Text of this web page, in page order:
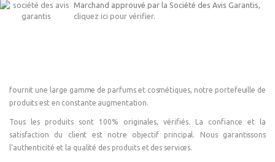
Marchand approuvé par la Société des Avis Garantis,
cliquez ici pour vérifier.
fournit une large gamme de parfums et cosmétiques, notre portefeuille de
produits est en constante augmentation.
Tous les produits sont 100% originales, vérifiés. La confiance et la
satisfaction du client est notre objectif principal. Nous garantissons
l'authenticité et la qualité des produits et des services.